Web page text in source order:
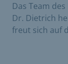
Das Team
Dr. Dietrich
freut sich auf